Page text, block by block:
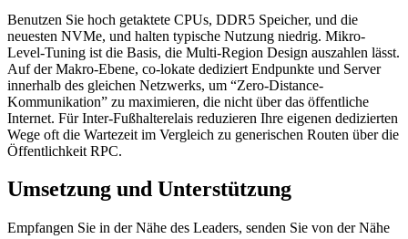
Benutzen Sie hoch getaktete CPUs, DDR5 Speicher, und die
neuesten NVMe, und halten typische Nutzung niedrig. Mikro-
Level-Tuning ist die Basis, die Multi-Region Design auszahlen lässt.
Auf der Makro-Ebene, co-lokate dediziert Endpunkte und Server
innerhalb des gleichen Netzwerks, um “Zero-Distance-
Kommunikation” zu maximieren, die nicht über das öffentliche
Internet. Für Inter-Fußhalterelais reduzieren Ihre eigenen dedizierten
Wege oft die Wartezeit im Vergleich zu generischen Routen über die
Öffentlichkeit RPC.
Umsetzung und Unterstützung
Empfangen Sie in der Nähe des Leaders, senden Sie von der Nähe